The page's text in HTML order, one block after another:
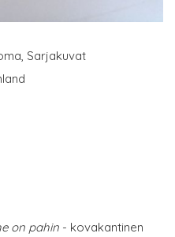
Sarjakuvat
on pahin - kovakantinen